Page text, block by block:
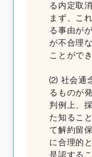
る内定取
まず、こ
る事由が
が不合理
ことがで
⑵ 社会通
るものが
判例上、
た知るこ
て解約留
に合理的
是認する